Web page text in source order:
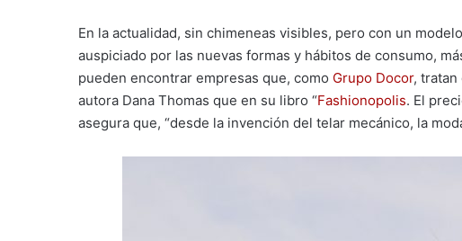
En la actualidad, sin chimeneas visibles, pero con un
auspiciado por las nuevas formas y hábitos de consumo,
pueden encontrar empresas que, como Grupo Docor, tratan
autora Dana Thomas que en su libro “Fashionopolis. El
asegura que, “desde la invención del telar mecánico, la